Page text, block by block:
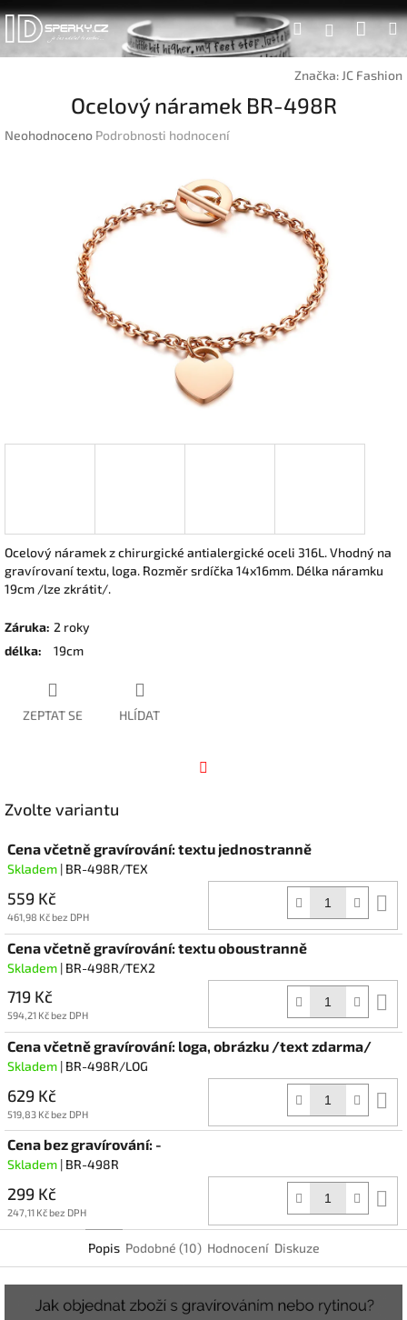
Přejít
na
obsah
Hledat
Značka: JC Fashion
Ocelový náramek BR-498R
Průměrné
Neohodnoceno Podrobnosti hodnocení
Ocelový náramek z chirurgické antialergické oceli 316L. Vhodný na
gravírovaní textu, loga. Rozměr srdíčka 14x16mm. Délka náramku
19cm /lze zkrátit/.
Záruka: 2 roky
délka: 19cm
ZEPTAT SE HLÍDAT
Zvolte variantu
Cena včetně gravírování: textu jednostranně
Skladem | BR-498R/TEX
559 Kč
461,98 Kč bez DPH
Cena včetně gravírování: textu oboustranně
Skladem | BR-498R/TEX2
719 Kč
594,21 Kč bez DPH
Cena včetně gravírování: loga, obrázku /text zdarma/
Skladem | BR-498R/LOG
629 Kč
519,83 Kč bez DPH
Cena bez gravírování: -
Skladem | BR-498R
299 Kč
247,11 Kč bez DPH
Popis Podobné (10) Hodnocení Diskuze